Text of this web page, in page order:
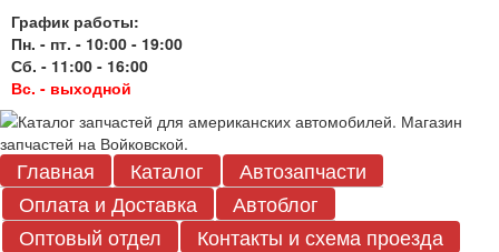
График работы:
Пн. - пт. - 10:00 - 19:00
Сб. - 11:00 - 16:00
Вс. - выходной
Главная Каталог
Автозапчасти
Оплата и Доставка
Автоблог
Оптовый отдел
Контакты и схема проезда